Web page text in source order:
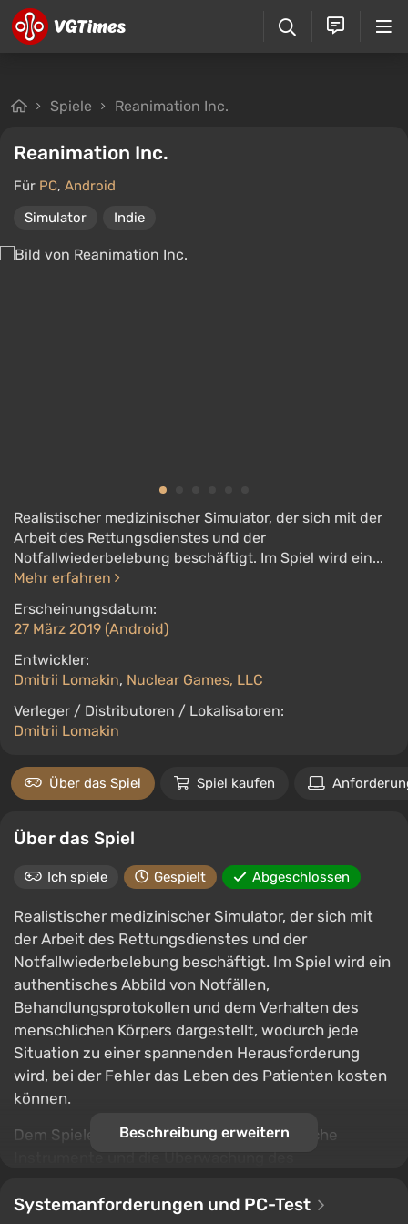
Spiele Reanimation Inc.
Reanimation Inc.
Für PC, Android
Simulator
Indie
Realistischer medizinischer Simulator, der sich mit der
Arbeit des Rettungsdienstes und der
Notfallwiederbelebung beschäftigt. Im Spiel wird ein...
Mehr erfahren
Erscheinungsdatum:
27 März 2019 (Android)
Entwickler:
Dmitrii Lomakin, Nuclear Games, LLC
Verleger / Distributoren / Lokalisatoren:
Dmitrii Lomakin
Über das Spiel Spiel kaufen
Über das Spiel
Ich spiele Gespielt Abgeschlossen
Realistischer medizinischer Simulator, der sich mit
der Arbeit des Rettungsdienstes und der
Notfallwiederbelebung beschäftigt. Im Spiel wird ein
authentisches Abbild von Notfällen,
Behandlungsprotokollen und dem Verhalten des
menschlichen Körpers dargestellt, wodurch jede
Situation zu einer spannenden Herausforderung
wird, bei der Fehler das Leben des Patienten kosten
können.
Dem Spieler stehen vollwertige medizinische
Sättigung, Puls und andere Werte, die ständige
Beschreibung erweitern
Systemanforderungen und PC-Test